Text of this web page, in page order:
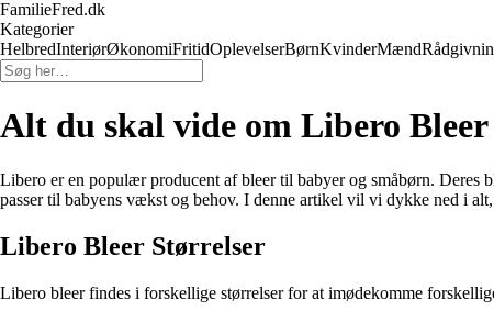
FamilieFred.dk
Kategorier
HelbredInteriørØkonomiFritidOplevelserBørnKvinderMænd
Alt du skal vide om Libero
Libero er en populær producent af bleer til babyer og småbørn.
passer til babyens vækst og behov. I denne artikel vil vi dykke ned i
Libero Bleer Størrelser
Libero bleer findes i forskellige størrelser for at imødekomme